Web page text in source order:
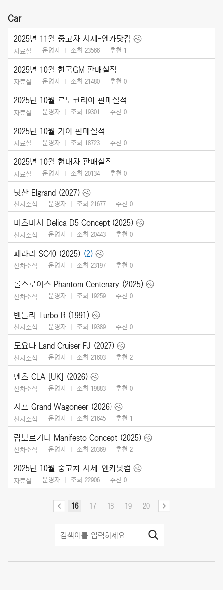
Car
2025년 11월 중고차 시세-엔카닷컴
자료실 운영자 조회 23566 추천 1
2025년 10월 한국GM 판매실적
자료실 운영자 조회 21480 추천 0
2025년 10월 르노코리아 판매실적
자료실 운영자 조회 19301 추천 0
2025년 10월 기아 판매실적
자료실 운영자 조회 18723 추천 0
2025년 10월 현대차 판매실적
자료실 운영자 조회 20134 추천 0
닛산 Elgrand (2027)
신차소식 운영자 조회 21677 추천 0
미츠비시 Delica D5 Concept (2025)
신차소식 운영자 조회 20443 추천 0
페라리 SC40 (2025) (2)
신차소식 운영자 조회 23197 추천 0
롤스로이스 Phantom Centenary (2025)
신차소식 운영자 조회 19259 추천 0
벤틀리 Turbo R (1991)
신차소식 운영자 조회 19389 추천 0
도요타 Land Cruiser FJ (2027)
신차소식 운영자 조회 21603 추천 2
벤츠 CLA [UK] (2026)
신차소식 운영자 조회 19883 추천 0
지프 Grand Wagoneer (2026)
신차소식 운영자 조회 21645 추천 1
람보르기니 Manifesto Concept (2025)
신차소식 운영자 조회 20369 추천 2
2025년 10월 중고차 시세-엔카닷컴
자료실 운영자 조회 22906 추천 0
16 17 18 19 20